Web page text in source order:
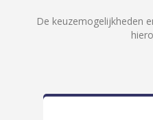
De keuzemogelijkheden